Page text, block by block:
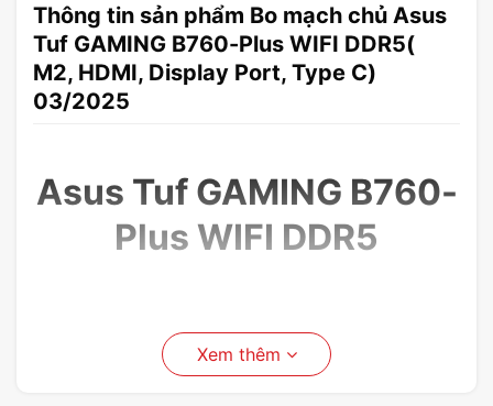
Thông tin sản phẩm Bo mạch chủ Asus
Tuf GAMING B760-Plus WIFI DDR5(
M2, HDMI, Display Port, Type C)
03/2025
Asus Tuf GAMING B760-
Plus WIFI DDR5
Xem thêm